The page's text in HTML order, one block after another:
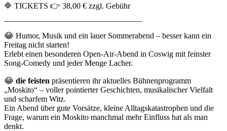
🔷 TICKETS 👉 38,00 € zzgl. Gebühr
😂 Humor, Musik und ein lauer Sommerabend – besser kann ein
Freitag nicht starten!
Erlebt einen besonderen Open-Air-Abend in Coswig mit feinster
Song-Comedy und jeder Menge Lacher.
😂 die feisten präsentieren ihr aktuelles Bühnenprogramm
„Moskito“ – voller pointierter Geschichten, musikalischer Vielfalt
und scharfem Witz.
Ein Abend über gute Vorsätze, kleine Alltagskatastrophen und die
Frage, warum ein Moskito manchmal mehr Einfluss hat als man
denkt.